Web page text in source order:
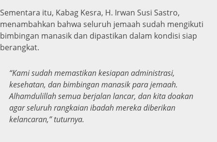
Sementara itu, Kabag Kesra, H. Irwan Susi Sastro,
menambahkan bahwa seluruh jemaah sudah mengikuti
bimbingan manasik dan dipastikan dalam kondisi siap
berangkat.
“Kami sudah memastikan kesiapan administrasi,
kesehatan, dan bimbingan manasik para jemaah.
Alhamdulillah semua berjalan lancar, dan kita doakan
agar seluruh rangkaian ibadah mereka diberikan
kelancaran,” tuturnya.